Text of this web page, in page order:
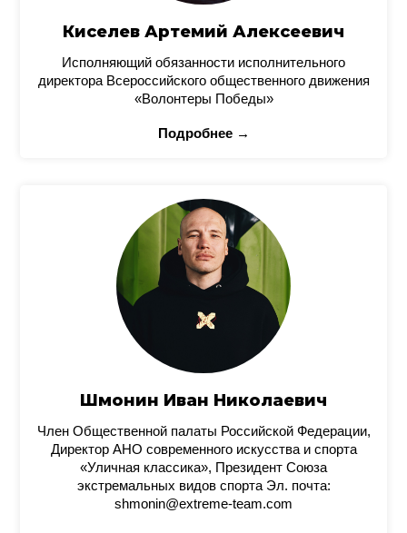
Киселев Артемий Алексеевич
Исполняющий обязанности исполнительного
директора Всероссийского общественного движения
«Волонтеры Победы»
Подробнее →
Шмонин Иван Николаевич
Член Общественной палаты Российской Федерации,
Директор АНО современного искусства и спорта
«Уличная классика», Президент Союза
экстремальных видов спорта Эл. почта:
shmonin@extreme-team.com